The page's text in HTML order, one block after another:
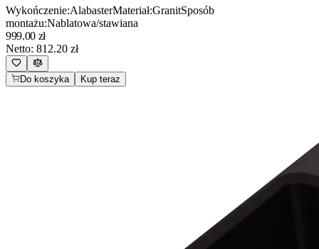
Wykończenie:AlabasterMateriał:GranitSposób
montażu:Nablatowa/stawiana
999.00 zł
Netto: 812.20 zł
Do koszyka Kup teraz